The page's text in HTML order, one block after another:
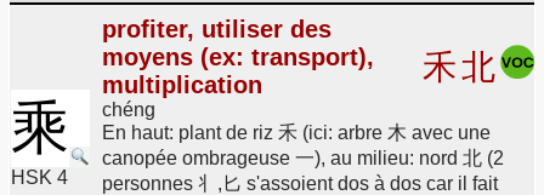
乘
HSK 4
profiter, utiliser des
moyens (ex: transport),
multiplication
chéng
禾北
En haut: plant de riz 禾 (ici: arbre 木 avec une
canopée ombrageuse 一), au milieu: nord 北 (2
personnes 丬,匕 s'assoient dos à dos car il fait